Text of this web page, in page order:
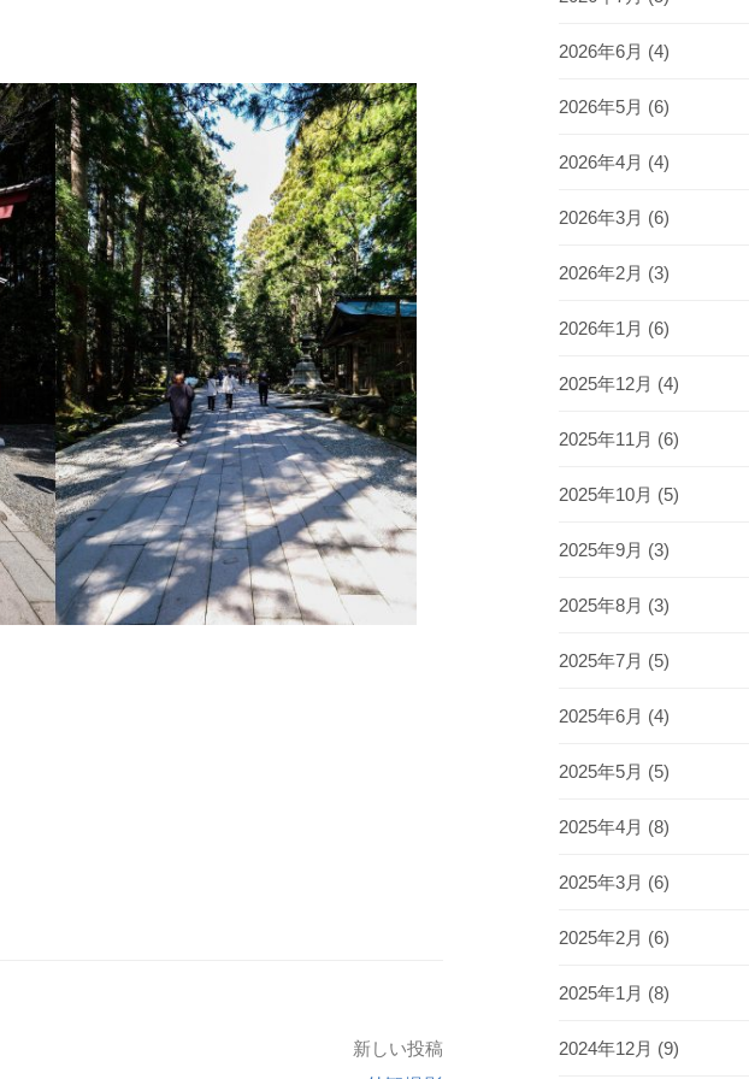
新しい投稿
2026年6月 (4)
2026年5月 (6)
2026年4月 (4)
2026年3月 (6)
2026年2月 (3)
2026年1月 (6)
2025年12月 (4)
2025年11月 (6)
2025年10月 (5)
2025年9月 (3)
2025年8月 (3)
2025年7月 (5)
2025年6月 (4)
2025年5月 (5)
2025年4月 (8)
2025年3月 (6)
2025年2月 (6)
2025年1月 (8)
2024年12月 (9)